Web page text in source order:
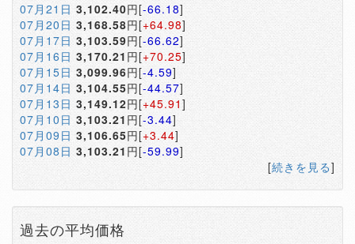
07月21日 3,102.40円[-66.18]
07月20日 3,168.58円[+64.98]
07月17日 3,103.59円[-66.62]
07月16日 3,170.21 円[+70.25]
07月15日 3,099.96円[-4.59]
07月14日 3,104.55円[-44.57]
07月13日 3,149.12円[+45.91 ]
07月10日 3,103.21円[-3.44]
07月09日 3,106.65円[+3.44]
07月08日 3,103.21 円[-59.99]
[続きを見る]
過去の平均価格